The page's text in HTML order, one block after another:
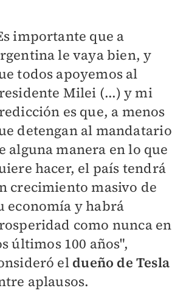
importante que a
le vaya bien, y
todos apoyemos al
Milei (...) y mi
es que, a menos
detengan al mandatario
alguna manera en lo que
hacer, el país tendrá
crecimiento masivo de
economía y habrá
como nunca en
últimos 100 años",
el dueño de Tesla
aplausos.